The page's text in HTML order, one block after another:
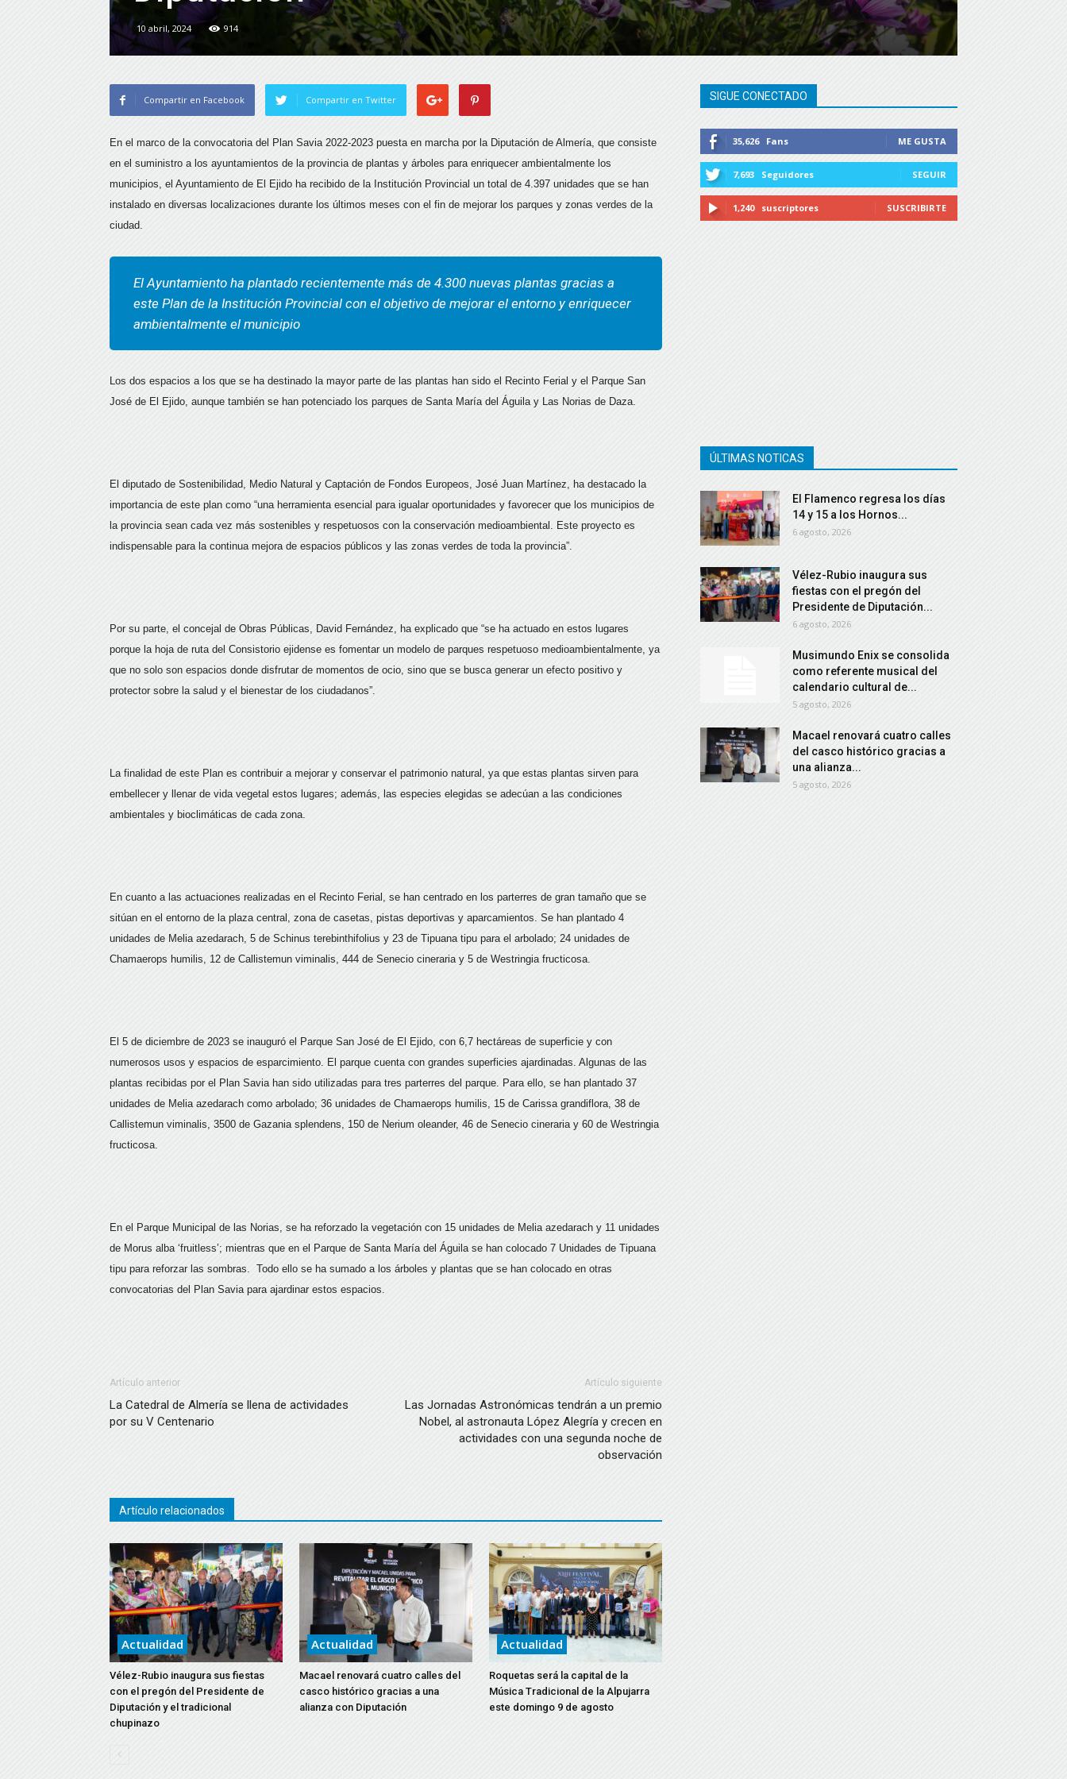
10 abril, 2024 914
Compartir en Facebook Compartir en Twitter
En el marco de la convocatoria del Plan Savia 2022-2023 puesta en marcha por la Diputación de Almería, que consiste
en el suministro a los ayuntamientos de la provincia de plantas y árboles para enriquecer ambientalmente los
municipios, el Ayuntamiento de El Ejido ha recibido de la Institución Provincial un total de 4.397 unidades que se han
instalado en diversas localizaciones durante los últimos meses con el fin de mejorar los parques y zonas verdes de la
ciudad.
El Ayuntamiento ha plantado recientemente más de 4.300 nuevas plantas gracias a
este Plan de la Institución Provincial con el objetivo de mejorar el entorno y enriquecer
ambientalmente el municipio
Los dos espacios a los que se ha destinado la mayor parte de las plantas han sido el Recinto Ferial y el Parque San
José de El Ejido, aunque también se han potenciado los parques de Santa María del Águila y Las Norias de Daza.
El diputado de Sostenibilidad, Medio Natural y Captación de Fondos Europeos, José Juan Martínez, ha destacado la
importancia de este plan como “una herramienta esencial para igualar oportunidades y favorecer que los municipios de
la provincia sean cada vez más sostenibles y respetuosos con la conservación medioambiental. Este proyecto es
indispensable para la continua mejora de espacios públicos y las zonas verdes de toda la provincia”.
Por su parte, el concejal de Obras Públicas, David Fernández, ha explicado que “se ha actuado en estos lugares
porque la hoja de ruta del Consistorio ejidense es fomentar un modelo de parques respetuoso medioambientalmente, ya
que no solo son espacios donde disfrutar de momentos de ocio, sino que se busca generar un efecto positivo y
protector sobre la salud y el bienestar de los ciudadanos”.
La finalidad de este Plan es contribuir a mejorar y conservar el patrimonio natural, ya que estas plantas sirven para
embellecer y llenar de vida vegetal estos lugares; además, las especies elegidas se adecúan a las condiciones
ambientales y bioclimáticas de cada zona.
En cuanto a las actuaciones realizadas en el Recinto Ferial, se han centrado en los parterres de gran tamaño que se
sitúan en el entorno de la plaza central, zona de casetas, pistas deportivas y aparcamientos. Se han plantado 4
unidades de Melia azedarach, 5 de Schinus terebinthifolius y 23 de Tipuana tipu para el arbolado; 24 unidades de
Chamaerops humilis, 12 de Callistemun viminalis, 444 de Senecio cineraria y 5 de Westringia fructicosa.
El 5 de diciembre de 2023 se inauguró el Parque San José de El Ejido, con 6,7 hectáreas de superficie y con
numerosos usos y espacios de esparcimiento. El parque cuenta con grandes superficies ajardinadas. Algunas de las
plantas recibidas por el Plan Savia han sido utilizadas para tres parterres del parque. Para ello, se han plantado 37
unidades de Melia azedarach como arbolado; 36 unidades de Chamaerops humilis, 15 de Carissa grandiflora, 38 de
Callistemun viminalis, 3500 de Gazania splendens, 150 de Nerium oleander, 46 de Senecio cineraria y 60 de Westringia
fructicosa.
En el Parque Municipal de las Norias, se ha reforzado la vegetación con 15 unidades de Melia azedarach y 11 unidades
de Morus alba ‘fruitless’; mientras que en el Parque de Santa María del Águila se han colocado 7 Unidades de Tipuana
tipu para reforzar las sombras. Todo ello se ha sumado a los árboles y plantas que se han colocado en otras
convocatorias del Plan Savia para ajardinar estos espacios.
Artículo anterior
La Catedral de Almería se llena de actividades
por su V Centenario
Artículo siguiente
Las Jornadas Astronómicas tendrán a un premio
Nobel, al astronauta López Alegría y crecen en
actividades con una segunda noche de
observación
Artículo relacionados
Actualidad
Vélez-Rubio inaugura sus fiestas
con el pregón del Presidente de
Diputación y el tradicional
chupinazo
Actualidad
Macael renovará cuatro calles del
casco histórico gracias a una
alianza con Diputación
Actualidad
Roquetas será la capital de la
Música Tradicional de la Alpujarra
este domingo 9 de agosto
SIGUE CONECTADO
35,626 Fans ME GUSTA
7,693 Seguidores SEGUIR
1,240 suscriptores SUSCRIBIRTE
ÚLTIMAS NOTICAS
El Flamenco regresa los días
14 y 15 a los Hornos...
6 agosto, 2026
Vélez-Rubio inaugura sus
fiestas con el pregón del
Presidente de Diputación...
6 agosto, 2026
Musimundo Enix se consolida
como referente musical del
calendario cultural de...
5 agosto, 2026
Macael renovará cuatro calles
del casco histórico gracias a
una alianza...
5 agosto, 2026